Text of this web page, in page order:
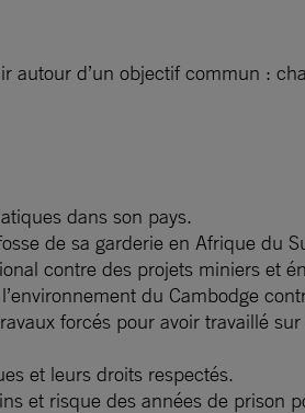
autour d’un objectif commun :
dans son pays.
de sa garderie en Afrique du
contre des projets miniers et
du Cambodge
forcés pour avoir travaillé
et leurs droits respectés.
et risque des années de prison